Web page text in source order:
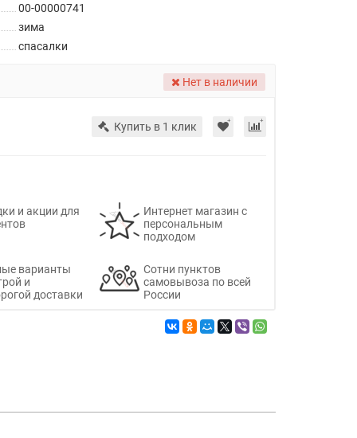
00-00000741
зима
спасалки
Нет в наличии
Купить в 1 клик
и акции для
Интернет магазин с
персональным
подходом
варианты
и
доставки
Сотни пунктов
самовывоза по всей
России